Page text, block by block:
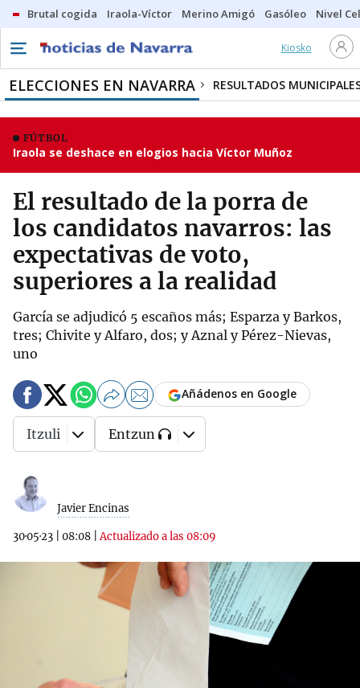
Brutal cogida Iraola-Víctor Merino Amigó Gasóleo Nivel
Kiosko
ELECCIONES EN NAVARRA RESULTADOS
FÚTBOL
Iraola se deshace en elogios hacia Víctor Muñoz
El resultado de la porra de
los candidatos navarros: las
expectativas de voto,
superiores a la realidad
García se adjudicó 5 escaños más; Esparza y Barkos,
tres; Chivite y Alfaro, dos; y Aznal y Pérez-Nievas,
uno
Javier Encinas
30·05·23 08:08 |Actualizado a las 08:09
Añádenos en Google
Itzuli Entzun